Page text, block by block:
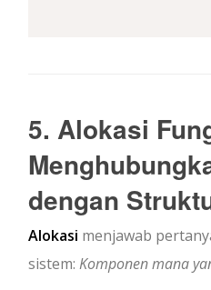
5. Alokasi
dengan
Alokasi menjawab
sistem:Komponen mana